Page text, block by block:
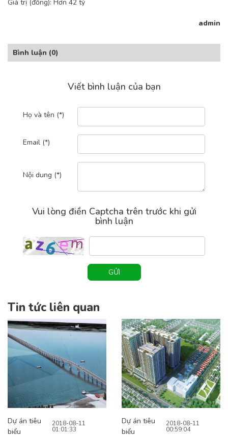
Giá trị (đồng): Hơn 42 tỷ
admin
Bình luận (0)
Viết bình luận của bạn
Họ và tên (*)
Email (*)
Nội dung (*)
Vui lòng điền Captcha trên trước khi gửi
bình luận
GỬI
Tin tức liên quan
Dự án tiêu
biểu
2018-08-11
01:01:33
Dự án tiêu
biểu
2018-08-11
00:59:04